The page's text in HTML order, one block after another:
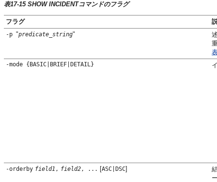
表17-15 SHOW INCIDENTコマンドのフラグ
フラグ
-p "predicate_string"
-mode {BASIC BRIEF DETAIL }
-orderby field1 , field2 , ... [ASC DSC]